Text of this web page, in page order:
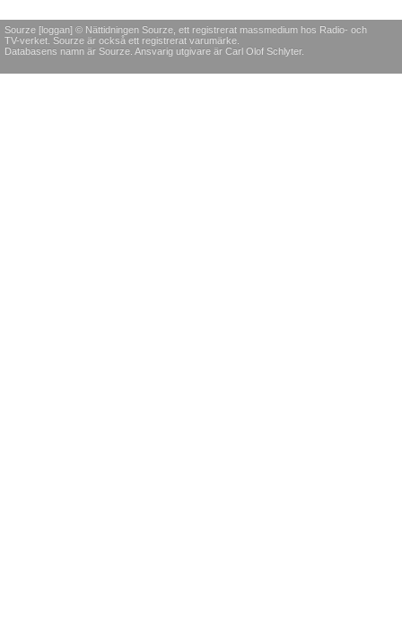
Sourze [loggan] © Nättidningen Sourze, ett registrerat massmedium hos Radio- och
TV-verket. Sourze är också ett registrerat varumärke.
Databasens namn är Sourze. Ansvarig utgivare är Carl Olof Schlyter.